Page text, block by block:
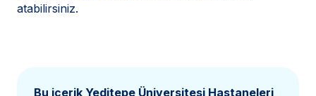
atabilirsiniz.
Bu içerik Yeditepe Üniversitesi Hastaneleri